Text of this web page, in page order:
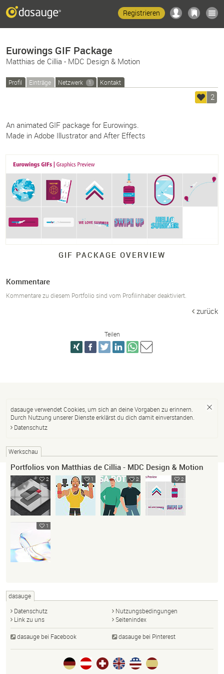
Registrieren
Eurowings GIF Package
Matthias de Cillia - MDC Design & Motion
Profil Einträge Netzwerk 1 Kontakt
2
An animated GIF package for Eurowings.
Made in Adobe Illustrator and After Effects
GIF PACKAGE OVERVIEW
Kommentare
Kommentare zu diesem Portfolio sind vom Profilinhaber deaktiviert.
zurück
Teilen
dasauge verwendet Cookies, um sich an deine Vorgaben zu erinnern.
Durch Nutzung unserer Dienste erklärst du dich damit einverstanden.
Datenschutz
Werkschau
Portfolios von Matthias de Cillia - MDC Design & Motion
2 1 2 2
1
dasauge
Datenschutz
Nutzungsbedingungen
Link zu uns
Seitenindex
dasauge bei Facebook dasauge bei Pinterest